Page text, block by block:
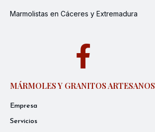
Marmolistas en Cáceres y Extremadura
MÁRMOLES Y GRANITOS ARTESANOS
Empresa
Servicios